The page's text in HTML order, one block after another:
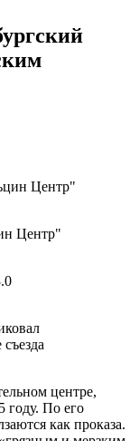
Центр"
центре,
году. По его
как проказа.